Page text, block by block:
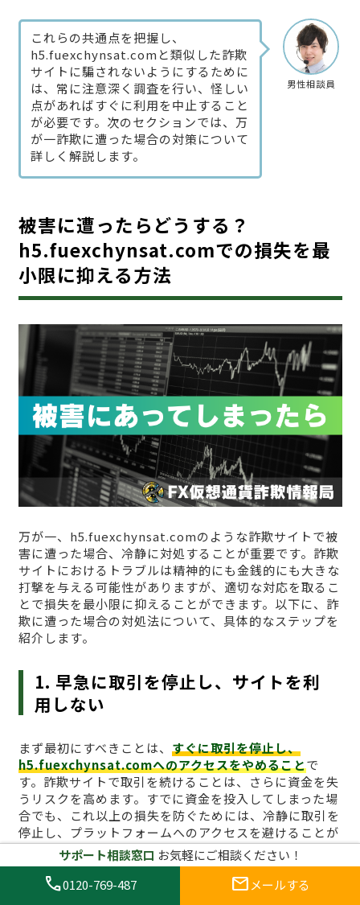
男性相談員
これらの共通点を把握し、
h5.fuexchynsat.comと類似した詐欺
サイトに騙されないようにするために
は、常に注意深く調査を行い、怪しい
点があればすぐに利用を中止すること
が必要です。次のセクションでは、万
が一詐欺に遭った場合の対策について
詳しく解説します。
被害に遭ったらどうする？
h5.fuexchynsat.comでの損失を最
小限に抑える方法
万が一、h5.fuexchynsat.comのような詐欺サイトで被
害に遭った場合、冷静に対処することが重要です。詐欺
サイトにおけるトラブルは精神的にも金銭的にも大きな
打撃を与える可能性がありますが、適切な対応を取るこ
とで損失を最小限に抑えることができます。以下に、詐
欺に遭った場合の対処法について、具体的なステップを
紹介します。
1. 早急に取引を停止し、サイトを利
用しない
まず最初にすべきことは、 すぐに取引を停止し、
h5.fuexchynsat.comへのアクセスをやめることで
す。詐欺サイトで取引を続けることは、さらに資金を失
うリスクを高めます。すでに資金を投入してしまった場
合でも、これ以上の損失を防ぐためには、冷静に取引を
停止し、プラットフォームへのアクセスを避けることが
最も効果的です。ブラウザのキャッシュをクリアし、関
連するログイン情報も削除しておくとより安全です。
サポート相談窓口 お気軽にご相談ください！
call0120-769-487 mail メールする